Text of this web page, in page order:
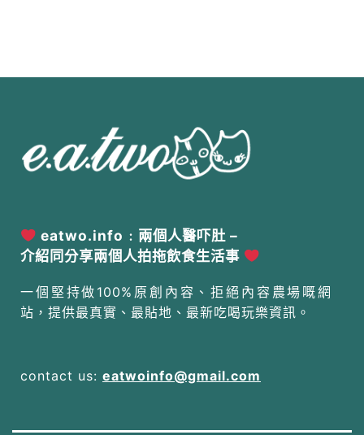
eatwo.info﹕兩個人醫吓肚 –
介紹同分享兩個人拍拖飲食生活事
一個堅持做100%原創內容、拒絕內容農場嘅網
站，提供最真實、最貼地、最新吃喝玩樂資訊。
contact us: eatwoinfo@gmail.com